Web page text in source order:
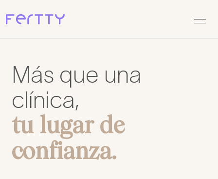
Más que una
clínica,
tu lugar de
confianza.